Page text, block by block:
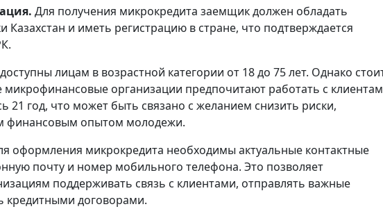
Для получения микрокредита заемщик должен обладать
Казахстан и иметь регистрацию в стране, что подтверждается
лицам в возрастной категории от 18 до 75 лет. Однако
микрофинансовые организации предпочитают работать с
21 год, что может быть связано с желанием снизить риски,
финансовым опытом молодежи.
оформления микрокредита необходимы актуальные контактные
почту и номер мобильного телефона. Это позволяет
поддерживать связь с клиентами, отправлять важные
кредитными договорами.